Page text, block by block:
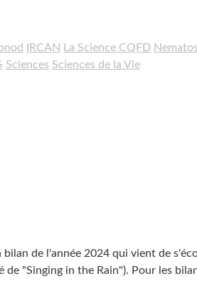
IRCAN La Science CQFD
Sciences Sciences de la Vie
de l'année 2024 qui vient de
"Singing in the Rain"). Pour les